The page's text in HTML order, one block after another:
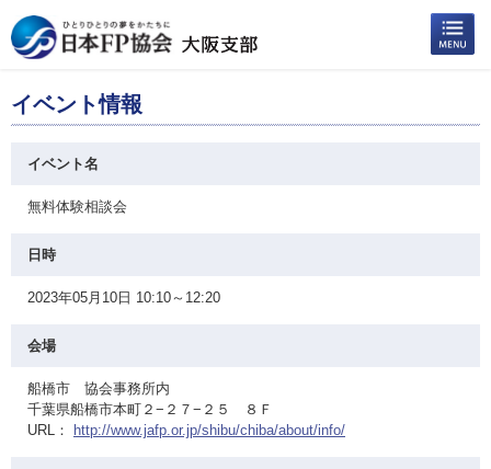
イベント情報
イベント名
無料体験相談会
日時
2023年05月10日 10:10～12:20
会場
船橋市 協会事務所内
千葉県船橋市本町２−２７−２５ ８Ｆ
URL：
http://www.jafp.or.jp/shibu/chiba/about/info/